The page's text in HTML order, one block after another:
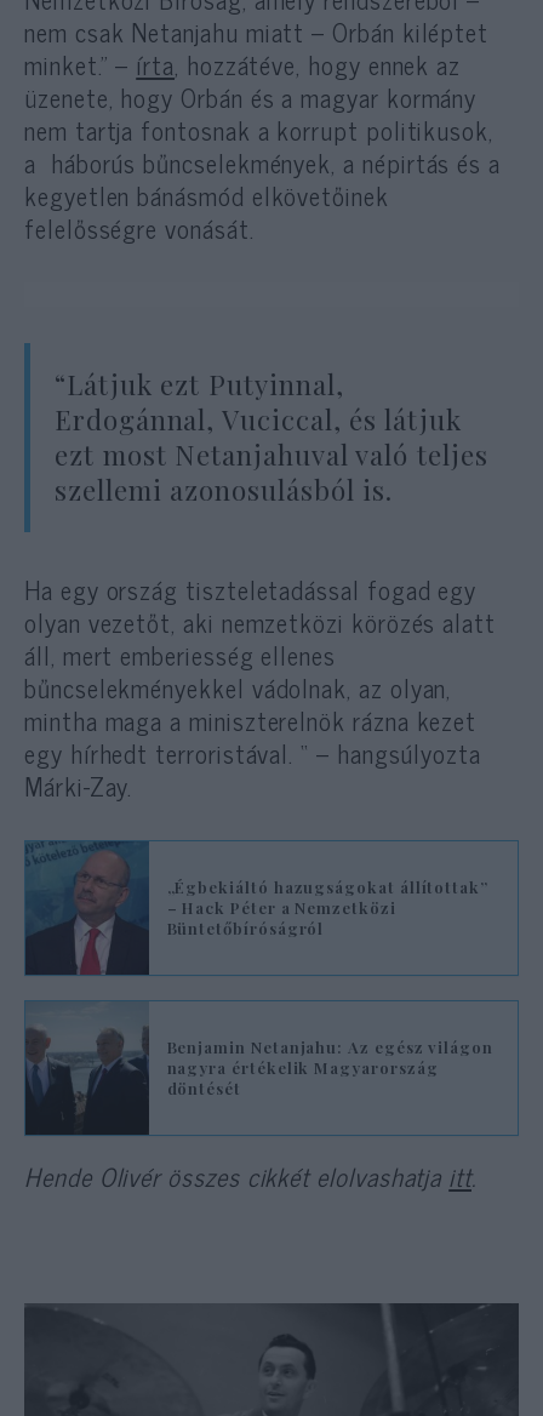
nem csak Netanjahu miatt – Orbán kiléptet
minket.” – írta, hozzátéve, hogy ennek az
üzenete, hogy Orbán és a magyar kormány
nem tartja fontosnak a korrupt politikusok,
a háborús bűncselekmények, a népirtás és a
kegyetlen bánásmód elkövetőinek
felelősségre vonását.
“Látjuk ezt Putyinnal,
Erdogánnal, Vuciccal, és látjuk
ezt most Netanjahuval való teljes
szellemi azonosulásból is.
Ha egy ország tiszteletadással fogad egy
olyan vezetőt, aki nemzetközi körözés alatt
áll, mert emberiesség ellenes
bűncselekményekkel vádolnak, az olyan,
mintha maga a miniszterelnök rázna kezet
egy hírhedt terroristával. “ – hangsúlyozta
Márki-Zay.
„Égbekiáltó hazugságokat állítottak”
– Hack Péter a Nemzetközi
Büntetőbíróságról
Benjamin Netanjahu: Az egész világon
nagyra értékelik Magyarország
döntését
Hende Olivér összes cikkét elolvashatja itt.